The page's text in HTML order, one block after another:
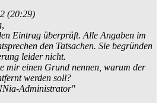
(20:29)
Eintrag überprüft. Alle Angaben im
den Tatsachen. Sie begründen
leider nicht.
mir einen Grund nennen, warum der
werden soll?
Administrator"